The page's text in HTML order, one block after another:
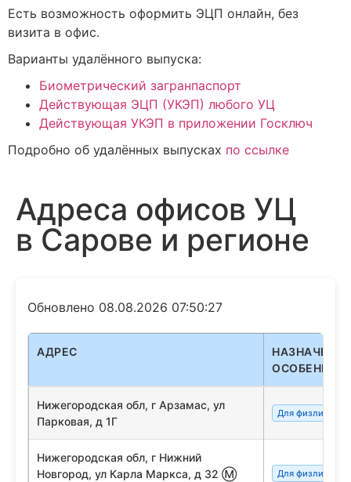
Есть возможность оформить ЭЦП онлайн, без
визита в офис.
Варианты удалённого выпуска:
Биометрический загранпаспорт
Действующая ЭЦП (УКЭП) любого УЦ
Действующая УКЭП в приложении Госключ
Подробно об удалённых выпусках по ссылке
Адреса офисов УЦ
в Сарове и регионе
Обновлено 08.08.2026 07:50:27
АДРЕС
Нижегородская обл, г Арзамас, ул
Парковая, д 1Г
Для физлиц/
Нижегородская обл, г Нижний
Новгород, ул Карла Маркса, д 32 Ⓜ
Для физлиц/